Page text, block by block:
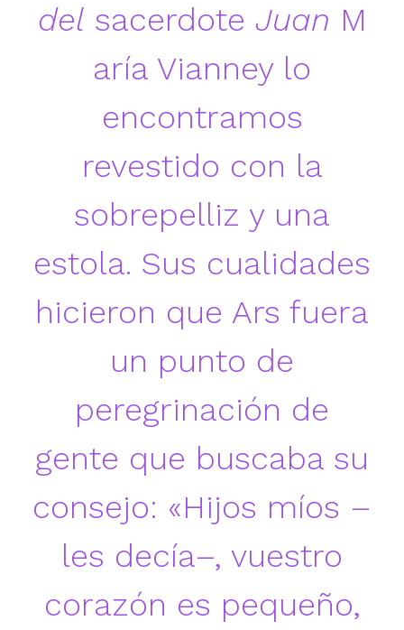
del sacerdote Juan M
aría Vianney lo
encontramos
revestido con la
sobrepelliz y una
estola. Sus cualidades
hicieron que Ars fuera
un punto de
peregrinación de
gente que buscaba su
consejo: «Hijos míos –
les decía–, vuestro
corazón es pequeño,